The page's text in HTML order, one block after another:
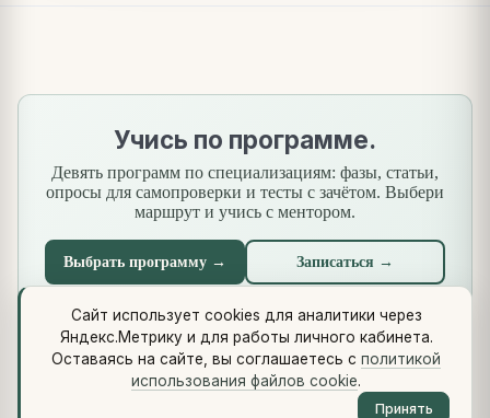
Учись по программе.
Девять программ по специализациям: фазы, статьи,
опросы для самопроверки и тесты с зачётом. Выбери
маршрут и учись с ментором.
Выбрать программу → Записаться →
Что нового Стандарты Сквозной кейс
Методология (Use Case Pattern)
Telegram
Сайт использует cookies для аналитики через
Яндекс.Метрику и для работы личного кабинета.
Оставаясь на сайте, вы соглашаетесь с политикой
использования файлов cookie.
Принять